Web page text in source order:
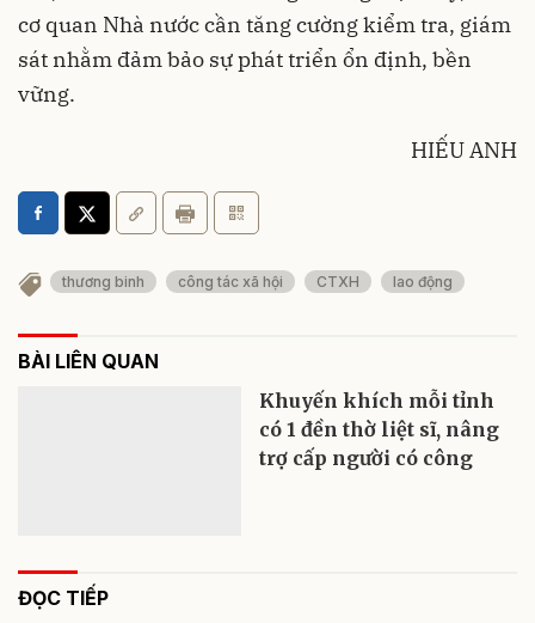
cơ quan Nhà nước cần tăng cường kiểm tra, giám
sát nhằm đảm bảo sự phát triển ổn định, bền
vững.
HIẾU ANH
thương binh công tác xã hội CTXH lao động
BÀI LIÊN QUAN
Khuyến khích mỗi tỉnh
có 1 đền thờ liệt sĩ, nâng
trợ cấp người có công
ĐỌC TIẾP